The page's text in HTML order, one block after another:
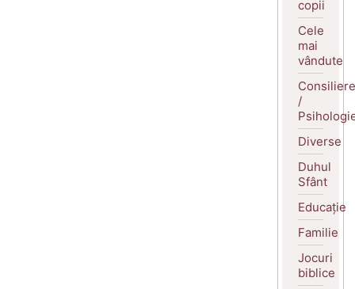
copii
Cele
mai
vândute
Consiliere
/
Diverse
Duhul
Sfânt
Educație
Familie
Jocuri
biblice